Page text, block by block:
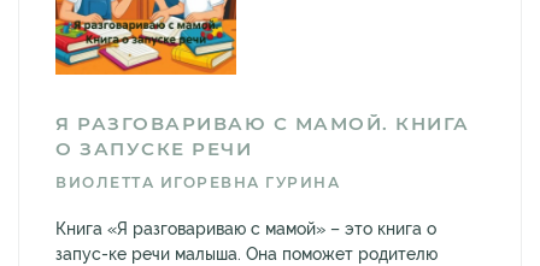
Я РАЗГОВАРИВАЮ С МАМОЙ. КНИГА
О ЗАПУСКЕ РЕЧИ
ВИОЛЕТТА ИГОРЕВНА ГУРИНА
Книга «Я разговариваю с мамой» – это книга о
запус-ке речи малыша. Она поможет родителю